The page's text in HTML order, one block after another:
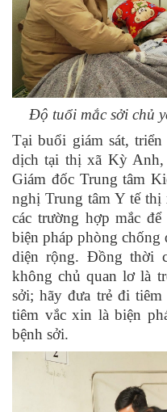
Độ tuổi mắc sởi chủ
Tại buổi giám sát,
dịch tại thị xã Kỳ Anh,
Giám đốc Trung tâm
nghị Trung tâm Y tế thị
các trường hợp mắc
biện pháp phòng chống
diện rộng. Đồng thời
không chủ quan lơ là
sởi; hãy đưa trẻ đi
tiêm vắc xin là biện
bệnh sởi.